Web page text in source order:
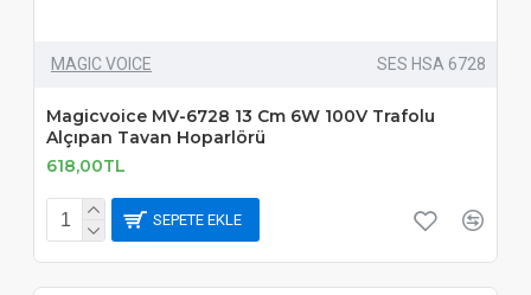
MAGIC VOICE SES HSA 6728
Magicvoice MV-6728 13 Cm 6W 100V Trafolu
Alçıpan Tavan Hoparlörü
618,00TL
SEPETE EKLE